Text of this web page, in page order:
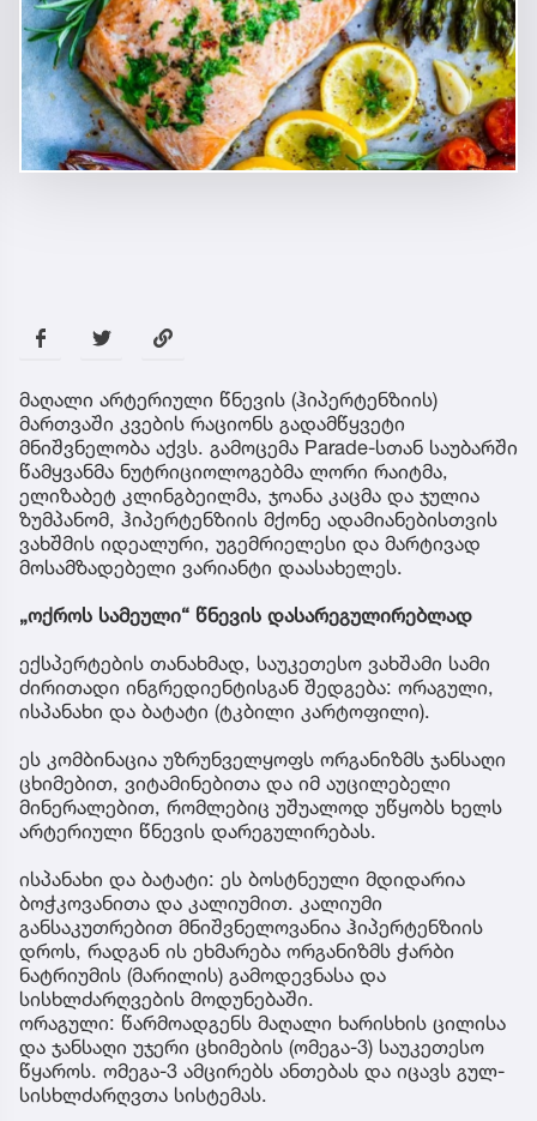
მაღალი არტერიული წნევის (ჰიპერტენზიის)
მართვაში კვების რაციონს გადამწყვეტი
მნიშვნელობა აქვს. გამოცემა Parade-სთან საუბარში
წამყვანმა ნუტრიციოლოგებმა ლორი რაიტმა,
ელიზაბეტ კლინგბეილმა, ჯოანა კაცმა და ჯულია
ზუმპანომ, ჰიპერტენზიის მქონე ადამიანებისთვის
ვახშმის იდეალური, უგემრიელესი და მარტივად
მოსამზადებელი ვარიანტი დაასახელეს.
„ოქროს სამეული“ წნევის დასარეგულირებლად
ექსპერტების თანახმად, საუკეთესო ვახშამი სამი
ძირითადი ინგრედიენტისგან შედგება: ორაგული,
ისპანახი და ბატატი (ტკბილი კარტოფილი).
ეს კომბინაცია უზრუნველყოფს ორგანიზმს ჯანსაღი
ცხიმებით, ვიტამინებითა და იმ აუცილებელი
მინერალებით, რომლებიც უშუალოდ უწყობს ხელს
არტერიული წნევის დარეგულირებას.
ისპანახი და ბატატი: ეს ბოსტნეული მდიდარია
ბოჭკოვანითა და კალიუმით. კალიუმი
განსაკუთრებით მნიშვნელოვანია ჰიპერტენზიის
დროს, რადგან ის ეხმარება ორგანიზმს ჭარბი
ნატრიუმის (მარილის) გამოდევნასა და
სისხლძარღვების მოდუნებაში.
ორაგული: წარმოადგენს მაღალი ხარისხის ცილისა
და ჯანსაღი უჯერი ცხიმების (ომეგა-3) საუკეთესო
წყაროს. ომეგა-3 ამცირებს ანთებას და იცავს გულ-
სისხლძარღვთა სისტემას.